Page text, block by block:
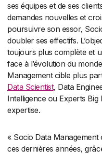
ses équipes et de ses
demandes nouvelles et
poursuivre son essor,
doubler ses effectifs.
toujours plus complète et
face à l’évolution du
Management cible plus
Data Scientist, Data
Intelligence ou Experts Big
expertise.
« Socio Data
ces dernières années,